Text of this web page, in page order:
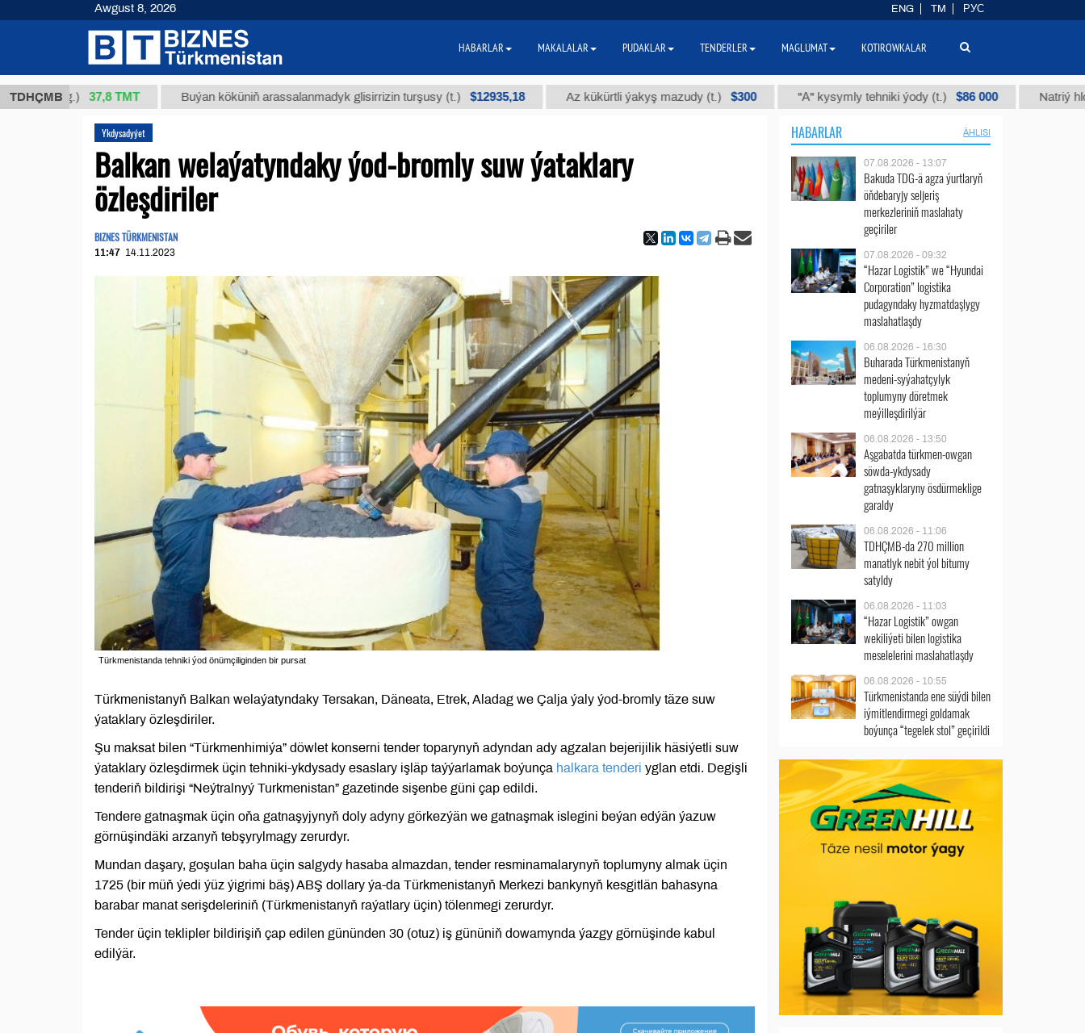
TDHÇMB
1 (kg.) 37,8 ТМТ Buýan köküniň arassalanmadyk glisirrizin turşusy (t.) $12935,18 Az kükürtli ýakyş mazudy (t.) $300 "А" kysymly tehniki ýody (t.) $86 000 Natriý hlorly
Ykdysadyýet
Balkan welaýatyndaky ýod-bromly suw ýataklary
özleşdiriler
BIZNES TÜRKMENISTAN
11:47 14.11.2023
Türkmenistanda tehniki ýod önümçiliginden bir pursat
Türkmenistanyň Balkan welaýatyndaky Tersakan, Däneata, Etrek, Aladag we Çalja ýaly ýod-bromly täze suw
ýataklary özleşdiriler.
Şu maksat bilen “Türkmenhimiýa” döwlet konserni tender toparynyň adyndan ady agzalan bejerijilik häsiýetli suw
ýataklary özleşdirmek üçin tehniki-ykdysady esaslary işläp taýýarlamak boýunça halkara tenderi yglan etdi. Degişli
tenderiň bildirişi “Neýtralnyý Turkmenistan” gazetinde sişenbe güni çap edildi.
Tendere gatnaşmak üçin oňa gatnaşyjynyň doly adyny görkezýän we gatnaşmak islegini beýan edýän ýazuw
görnüşindäki arzanyň tebşyrylmagy zerurdyr.
Mundan daşary, goşulan baha üçin salgydy hasaba almazdan, tender resminamalarynyň toplumyny almak üçin
1725 (bir müň ýedi ýüz ýigrimi bäş) ABŞ dollary ýa-da Türkmenistanyň Merkezi bankynyň kesgitlän bahasyna
barabar manat serişdeleriniň (Türkmenistanyň raýatlary üçin) tölenmegi zerurdyr.
Tender üçin teklipler bildirişiň çap edilen gününden 30 (otuz) iş gününiň dowamynda ýazgy görnüşinde kabul
edilýär.
HABARLAR ÄHLISI
07.08.2026 - 13:07
Bakuda TDG-ä agza ýurtlaryň
öňdebaryjy seljeriş
merkezleriniň maslahaty
geçiriler
07.08.2026 - 09:32
“Hazar Logistik” we “Hyundai
Corporation” logistika
pudagyndaky hyzmatdaşlygy
maslahatlaşdy
06.08.2026 - 16:30
Buharada Türkmenistanyň
medeni-syýahatçylyk
toplumyny döretmek
meýilleşdirilýär
06.08.2026 - 13:50
Aşgabatda türkmen-owgan
söwda-ykdysady
gatnaşyklaryny ösdürmeklige
garaldy
06.08.2026 - 11:06
TDHÇMB-da 270 million
manatlyk nebit ýol bitumy
satyldy
06.08.2026 - 11:03
“Hazar Logistik” owgan
wekiliýeti bilen logistika
meselelerini maslahatlaşdy
06.08.2026 - 10:55
Türkmenistanda ene süýdi bilen
iýmitlendirmegi goldamak
boýunça “tegelek stol” geçirildi
Awgust 8, 2026 ENG TM РУС
HABARLAR MAKALALAR PUDAKLAR TENDERLER MAGLUMAT KOTIROWKALAR